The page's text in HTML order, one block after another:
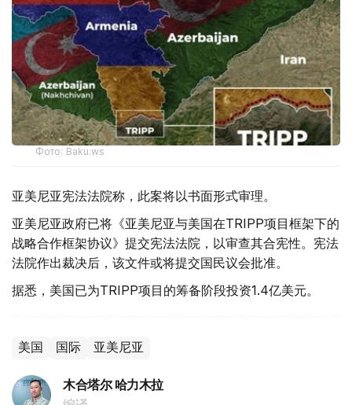
Фото: Baku.ws
亚美尼亚宪法法院称，此案将以书面形式审理。
亚美尼亚政府已将《亚美尼亚与美国在TRIPP项目框架下的
战略合作框架协议》提交宪法法院，以审查其合宪性。宪法
法院作出裁决后，该文件或将提交国民议会批准。
据悉，美国已为TRIPP项目的筹备阶段投资1.4亿美元。
美国 国际 亚美尼亚
木合塔尔 哈力木拉